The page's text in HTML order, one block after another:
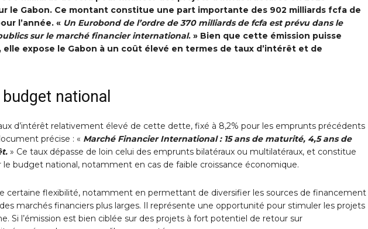
le Gabon. Ce montant constitue une part importante des 902 milliards fcfa de
l’année. « Un Eurobond de l’ordre de 370 milliards de fcfa est prévu dans le
sur le marché financier international. » Bien que cette émission puisse
expose le Gabon à un coût élevé en termes de taux d’intérêt et de
national
d’intérêt relativement élevé de cette dette, fixé à 8,2% pour les emprunts précédents
précise : « Marché Financier International : 15 ans de maturité, 4,5 ans de
» Ce taux dépasse de loin celui des emprunts bilatéraux ou multilatéraux, et constitue
budget national, notamment en cas de faible croissance économique.
certaine flexibilité, notamment en permettant de diversifier les sources de financement
marchés financiers plus larges. Il représente une opportunité pour stimuler les projets
Si l’émission est bien ciblée sur des projets à fort potentiel de retour sur